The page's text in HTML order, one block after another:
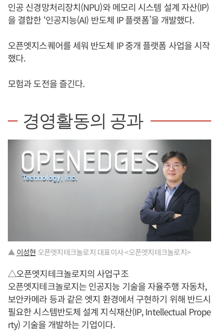
인공 신경망처리장치(NPU)와 메모리 시스템 설계 자산(IP)
을 결합한 ‘인공지능(AI) 반도체 IP 플랫폼’을 개발했다.
오픈엣지스퀘어를 세워 반도체 IP 중개 플랫폼 사업을 시작
했다.
모험과 도전을 즐긴다.
경영활동의 공과
▲ 이성현 오픈엣지테크놀로지 대표이사 <오픈엣지테크놀로지>
△오픈엣지테크놀로지의 사업구조
오픈엣지테크놀로지는 인공지능 기술을 자율주행 자동차,
보안카메라 등과 같은 엣지 환경에서 구현하기 위해 반드시
필요한 시스템반도체 설계 지식재산(IP, Intellectual Prope
rty) 기술을 개발하는 기업이다.